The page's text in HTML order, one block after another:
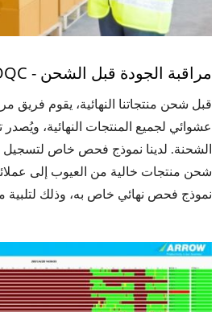
مراقبة الجودة قبل الشحن - OQC
قبل شحن منتجاتنا النهائية، يقوم فريق
عشوائي لجميع المنتجات النهائية،
الشحنة. لدينا نموذج فحص خاص
شحن منتجات خالية من العيوب إلى
نموذج فحص نهائي خاص به، وذلك لتلبية